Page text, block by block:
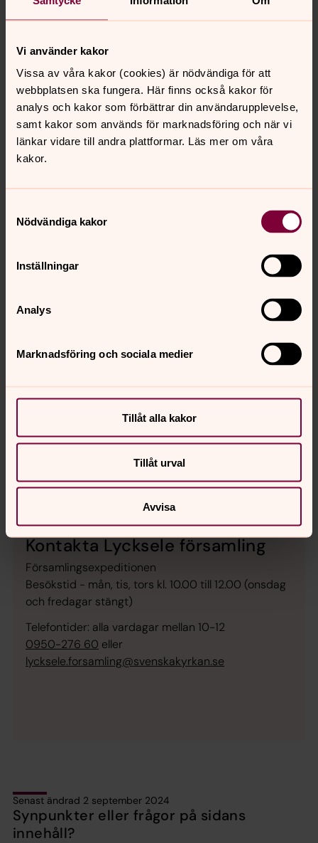
Vi använder kakor
Vissa av våra kakor (cookies) är nödvändiga för att
webbplatsen ska fungera. Här finns också kakor för
analys och kakor som förbättrar din användarupplevelse,
samt kakor som används för marknadsföring och när vi
länkar vidare till andra plattformar. Läs mer om våra
kakor.
Nödvändiga kakor
Inställningar
Analys
Marknadsföring och sociala medier
Tillåt alla kakor
Tillåt urval
Avvisa
Direkt:0950-276 85
E-post:kicks.tornlund@svenskakyrkan.se
Elin Dahl Renström
Direkt:0950-276 65
Kontakta Lycksele församling
Församlingsexpeditionen
Besökstid - mån, tis, tors kl. 10.00 till 12.00 (onsdag
och fredagar stängt)
Telefontider: alla vardagar mellan 10-12
0950-276 60 eller
lycksele.forsamling@svenskakyrkan.se
Senast ändrad 2 september 2024
Synpunkter eller frågor på sidans
innehåll?